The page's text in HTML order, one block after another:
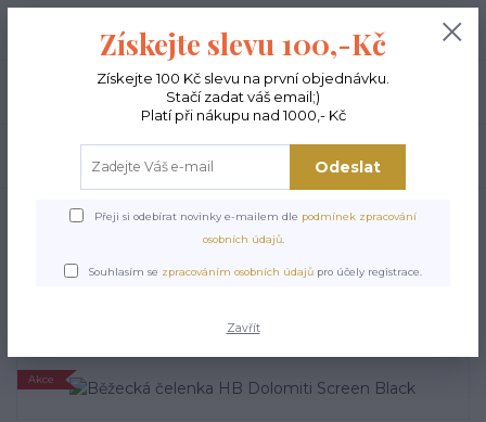
Po - Pá 9-15:00 0,00 Kč
BĚŽECKÉ DOPLŇKY Běžecká čelenka HB Dolomiti Screen Black
Běžecká čelenka HB
Akce
Získejte slevu 100,-Kč
Získejte 100 Kč slevu na první objednávku.
Stačí zadat váš email;)
Platí při nákupu nad 1000,- Kč
Odeslat
Přeji si odebírat novinky e-mailem dle podmínek zpracování
osobních údajů.
Souhlasím se zpracováním osobních údajů pro účely registrace.
Zavřít